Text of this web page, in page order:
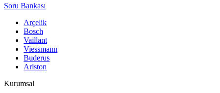
Soru Bankası
Arçelik
Bosch
Vaillant
Viessmann
Buderus
Ariston
Kurumsal